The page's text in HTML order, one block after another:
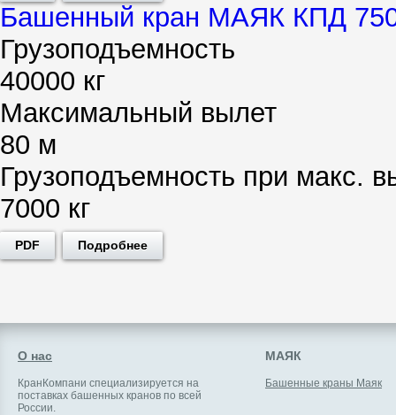
Башенный кран МАЯК КПД
Грузоподъемность
40000 кг
Максимальный вылет
80 м
Грузоподъемность при макс.
7000 кг
PDF Подробнее
О нас
КранКомпани специализируется на
поставках башенных кранов по всей
России.
МАЯК
Башенные краны Маяк